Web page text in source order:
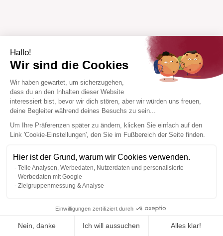
Hallo!
Wir sind die Cookies
Wir haben gewartet, um sicherzugehen,
dass du an den Inhalten dieser Website
interessiert bist, bevor wir dich stören, aber wir würden uns freuen,
deine Begleiter während deines Besuchs zu sein...
Um Ihre Präferenzen später zu ändern, klicken Sie einfach auf den
Link 'Cookie-Einstellungen', den Sie im Fußbereich der Seite finden.
Hier ist der Grund, warum wir Cookies verwenden.
Teile Analysen, Werbedaten, Nutzerdaten und personalisierte
Werbedaten mit Google
Zielgruppenmessung & Analyse
Einwilligungen zertifiziert durch
Nein, danke Ich will aussuchen Alles klar!
Zur Wishlist